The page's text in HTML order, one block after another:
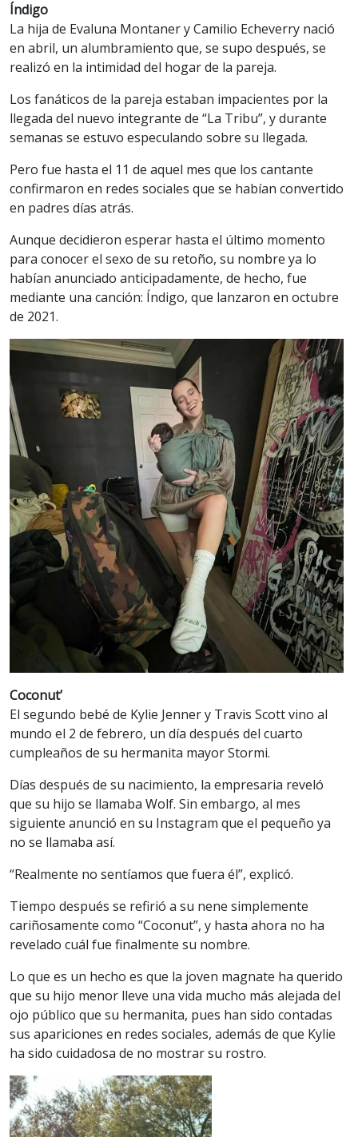
Índigo
La hija de Evaluna Montaner y Camilio Echeverry nació
en abril, un alumbramiento que, se supo después, se
realizó en la intimidad del hogar de la pareja.
Los fanáticos de la pareja estaban impacientes por la
llegada del nuevo integrante de “La Tribu”, y durante
semanas se estuvo especulando sobre su llegada.
Pero fue hasta el 11 de aquel mes que los cantante
confirmaron en redes sociales que se habían convertido
en padres días atrás.
Aunque decidieron esperar hasta el último momento
para conocer el sexo de su retoño, su nombre ya lo
habían anunciado anticipadamente, de hecho, fue
mediante una canción: Índigo, que lanzaron en octubre
de 2021.
Coconut’
El segundo bebé de Kylie Jenner y Travis Scott vino al
mundo el 2 de febrero, un día después del cuarto
cumpleaños de su hermanita mayor Stormi.
Días después de su nacimiento, la empresaria reveló
que su hijo se llamaba Wolf. Sin embargo, al mes
siguiente anunció en su Instagram que el pequeño ya
no se llamaba así.
“Realmente no sentíamos que fuera él”, explicó.
Tiempo después se refirió a su nene simplemente
cariñosamente como “Coconut”, y hasta ahora no ha
revelado cuál fue finalmente su nombre.
Lo que es un hecho es que la joven magnate ha querido
que su hijo menor lleve una vida mucho más alejada del
ojo público que su hermanita, pues han sido contadas
sus apariciones en redes sociales, además de que Kylie
ha sido cuidadosa de no mostrar su rostro.